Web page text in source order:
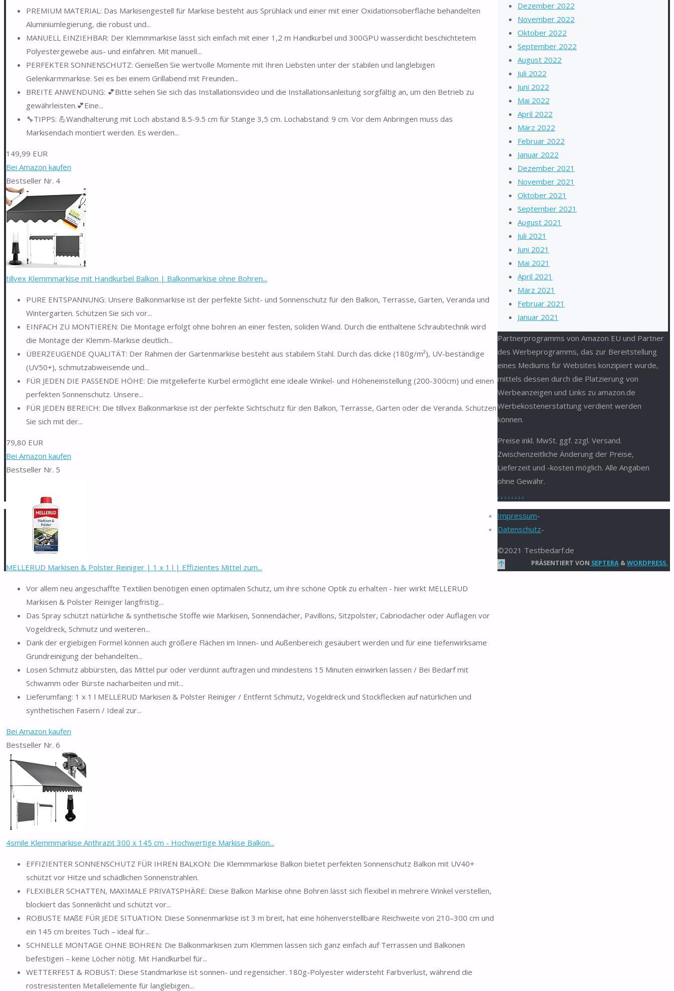
PREMIUM MATERIAL: Das Markisengestell für Markise besteht aus Sprühlack und einer mit einer Oxidationsoberfläche behandelten
Aluminiumlegierung, die robust und...
MANUELL EINZIEHBAR: Der Klemmmarkise lässt sich einfach mit einer 1,2 m Handkurbel und 300GPU wasserdicht beschichtetem
Polyestergewebe aus- und einfahren. Mit manuell...
PERFEKTER SONNENSCHUTZ: Genießen Sie wertvolle Momente mit Ihren Liebsten unter der stabilen und langlebigen
Gelenkarmmarkise. Sei es bei einem Grillabend mit Freunden...
BREITE ANWENDUNG: 💕Bitte sehen Sie sich das Installationsvideo und die Installationsanleitung sorgfältig an, um den Betrieb zu
gewährleisten.💕Eine...
🔧TIPPS: 💪Wandhalterung mit Loch abstand 8.5-9.5 cm für Stange 3,5 cm. Lochabstand: 9 cm. Vor dem Anbringen muss das
Markisendach montiert werden. Es werden...
149,99 EUR
Bei Amazon kaufen
Bestseller Nr. 4
tillvex Klemmmarkise mit Handkurbel Balkon | Balkonmarkise ohne Bohren...
PURE ENTSPANNUNG: Unsere Balkonmarkise ist der perfekte Sicht- und Sonnenschutz für den Balkon, Terrasse, Garten, Veranda und
Wintergarten. Schützen Sie sich vor...
EINFACH ZU MONTIEREN: Die Montage erfolgt ohne bohren an einer festen, soliden Wand. Durch die enthaltene Schraubtechnik wird
die Montage der Klemm-Markise deutlich...
ÜBERZEUGENDE QUALITÄT: Der Rahmen der Gartenmarkise besteht aus stabilem Stahl. Durch das dicke (180g/m²), UV-beständige
(UV50+), schmutzabweisende und...
FÜR JEDEN DIE PASSENDE HÖHE: Die mitgelieferte Kurbel ermöglicht eine ideale Winkel- und Höheneinstellung (200-300cm) und einen
perfekten Sonnenschutz. Unsere...
FÜR JEDEN BEREICH: Die tillvex Balkonmarkise ist der perfekte Sichtschutz für den Balkon, Terrasse, Garten oder die Veranda. Schützen
Sie sich mit der...
79,80 EUR
Bei Amazon kaufen
Bestseller Nr. 5
MELLERUD Markisen & Polster Reiniger | 1 x 1 l | Effizientes Mittel zum...
Vor allem neu angeschaffte Textilien benötigen einen optimalen Schutz, um ihre schöne Optik zu erhalten - hier wirkt MELLERUD
Markisen & Polster Reiniger langfristig...
Das Spray schützt natürliche & synthetische Stoffe wie Markisen, Sonnendächer, Pavillons, Sitzpolster, Cabriodächer oder Auflagen vor
Vogeldreck, Schmutz und weiteren...
Dank der ergiebigen Formel können auch größere Flächen im Innen- und Außenbereich gesäubert werden und für eine tiefenwirksame
Grundreinigung der behandelten...
Losen Schmutz abbürsten, das Mittel pur oder verdünnt auftragen und mindestens 15 Minuten einwirken lassen / Bei Bedarf mit
Schwamm oder Bürste nacharbeiten und mit...
Lieferumfang: 1 x 1 l MELLERUD Markisen & Polster Reiniger / Entfernt Schmutz, Vogeldreck und Stockflecken auf natürlichen und
synthetischen Fasern / Ideal zur...
Bei Amazon kaufen
Bestseller Nr. 6
4smile Klemmmarkise Anthrazit 300 x 145 cm - Hochwertige Markise Balkon...
EFFIZIENTER SONNENSCHUTZ FÜR IHREN BALKON: Die Klemmmarkise Balkon bietet perfekten Sonnenschutz Balkon mit UV40+
schützt vor Hitze und schädlichen Sonnenstrahlen.
FLEXIBLER SCHATTEN, MAXIMALE PRIVATSPHÄRE: Diese Balkon Markise ohne Bohren lässt sich flexibel in mehrere Winkel verstellen,
blockiert das Sonnenlicht und schützt vor...
ROBUSTE MAßE FÜR JEDE SITUATION: Diese Sonnenmarkise ist 3 m breit, hat eine höhenverstellbare Reichweite von 210–300 cm und
ein 145 cm breites Tuch – ideal für...
SCHNELLE MONTAGE OHNE BOHREN: Die Balkonmarkisen zum Klemmen lassen sich ganz einfach auf Terrassen und Balkonen
befestigen – keine Löcher nötig. Mit Handkurbel für...
WETTERFEST & ROBUST: Diese Standmarkise ist sonnen- und regensicher. 180g-Polyester widersteht Farbverlust, während die
rostresistenten Metallelemente für langlebigen...
Dezember 2022
November 2022
Oktober 2022
September 2022
August 2022
Juli 2022
Juni 2022
Mai 2022
April 2022
März 2022
Februar 2022
Januar 2022
Dezember 2021
November 2021
Oktober 2021
September 2021
August 2021
Juli 2021
Juni 2021
Mai 2021
April 2021
März 2021
Februar 2021
Januar 2021
Partnerprogramms von Amazon EU und Partner
des Werbeprogramms, das zur Bereitstellung
eines Mediums für Websites konzipiert wurde,
mittels dessen durch die Platzierung von
Werbeanzeigen und Links zu amazon.de
Werbekostenerstattung verdient werden
können.
Preise inkl. MwSt. ggf. zzgl. Versand.
Zwischenzeitliche Änderung der Preise,
Lieferzeit und -kosten möglich. Alle Angaben
ohne Gewähr.
. . . . . . . .
Impressum-
Datenschutz-
©2021 Testbedarf.de
PRÄSENTIERT VON SEPTERA &WORDPRESS.
Zurück